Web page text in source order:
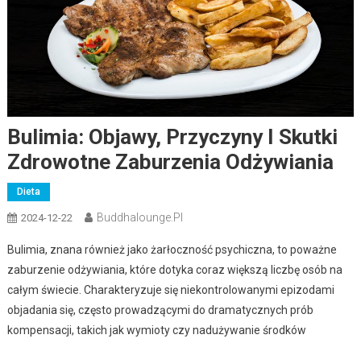
Bulimia: Objawy, Przyczyny I Skutki
Zdrowotne Zaburzenia Odżywiania
Dieta
2024-12-22 Buddhalounge.pl
Bulimia, znana również jako żarłoczność psychiczna, to poważne
zaburzenie odżywiania, które dotyka coraz większą liczbę osób na
całym świecie. Charakteryzuje się niekontrolowanymi epizodami
objadania się, często prowadzącymi do dramatycznych prób
kompensacji, takich jak wymioty czy nadużywanie środków